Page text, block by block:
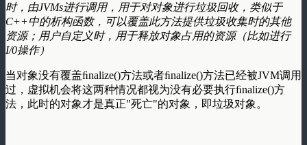
时，由JVMs进行调用，用于对对象进行垃圾回收，类似于
C++中的析构函数，可以覆盖此方法提供垃圾收集时的其他
资源；用户自定义时，用于释放对象占用的资源（比如进行
I/0操作）
当对象没有覆盖ﬁnalize()方法或者ﬁnalize()方法已经被JVM调用
过，虚拟机会将这两种情况都视为没有必要执行ﬁnalize()方
法，此时的对象才是真正"死亡"的对象，即垃圾对象。